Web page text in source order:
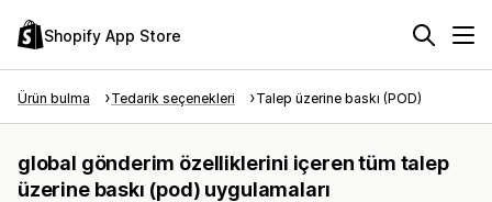
Shopify App Store
Ürün bulma Tedarik seçenekleri Talep üzerine baskı (POD)
global gönderim özelliklerini içeren tüm talep
üzerine baskı (pod) uygulamaları